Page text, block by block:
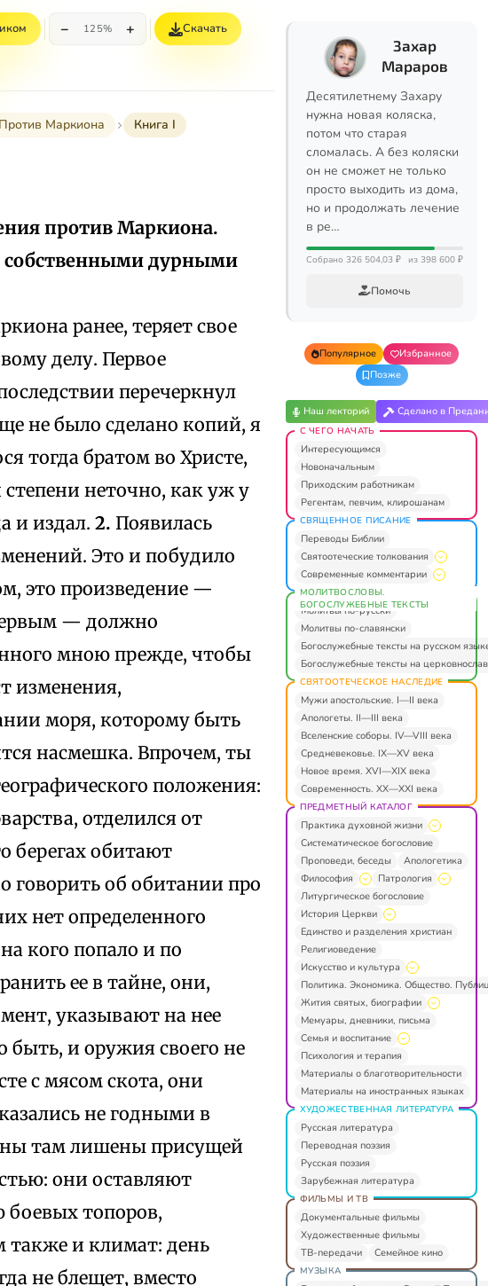
− 125% + Скачать
Против Маркиона Книга I
против Маркиона.
собственными дурными
ранее, теряет свое
делу. Первое
перечеркнул
не было сделано копий, я
тогда братом во Христе,
неточно, как уж у
и издал. 2. Появилась
Это и побудило
это произведение —
— должно
мною прежде, чтобы
изменения,
моря, которому быть
насмешка. Впрочем, ты
положения:
отделился от
берегах обитают
говорить об обитании про
нет определенного
кого попало и по
ее в тайне, они,
указывают на нее
и оружия своего не
с мясом скота, они
не годными в
там лишены присущей
они оставляют
топоров,
также и климат: день
не блещет, вместо
Захар
Мараров
Десятилетнему Захару
нужна новая коляска,
потом что старая
сломалась. А без коляски
он не сможет не только
просто выходить из дома,
но и продолжать лечение
в ре…
Собрано 326 504,03 ₽ из 398 600 ₽
Помочь
Популярное
Избранное
Позже
Наш лекторий Сделано в
С ЧЕГО НАЧАТЬ
Интересующимся
Новоначальным
Приходским работникам
Регентам, певчим, клирошанам
СВЯЩЕННОЕ ПИСАНИЕ
Переводы Библии
Святоотеческие толкования
Современные комментарии
МОЛИТВОСЛОВЫ.
БОГОСЛУЖЕБНЫЕ ТЕКСТЫ
Молитвы по-русски
Молитвы по-славянски
Богослужебные тексты на русском
Богослужебные тексты на
СВЯТООТЕЧЕСКОЕ НАСЛЕДИЕ
Мужи апостольские. I—II века
Апологеты. II—III века
Вселенские соборы. IV—VIII века
Средневековье. IX—XV века
Новое время. XVI—XIX века
Современность. XX—XXI века
ПРЕДМЕТНЫЙ КАТАЛОГ
Практика духовной жизни
Систематическое богословие
Проповеди, беседы
Апологетика
Философия
Патрология
Литургическое богословие
История Церкви
Единство и разделения христиан
Религиоведение
Искусство и культура
Политика. Экономика. Общество.
Жития святых, биографии
Мемуары, дневники, письма
Семья и воспитание
Психология и терапия
Материалы о благотворительности
Материалы на иностранных языках
ХУДОЖЕСТВЕННАЯ ЛИТЕРАТУРА
Русская литература
Переводная поэзия
Русская поэзия
Зарубежная литература
ФИЛЬМЫ И ТВ
Документальные фильмы
Художественные фильмы
ТВ-передачи
Семейное кино
МУЗЫКА